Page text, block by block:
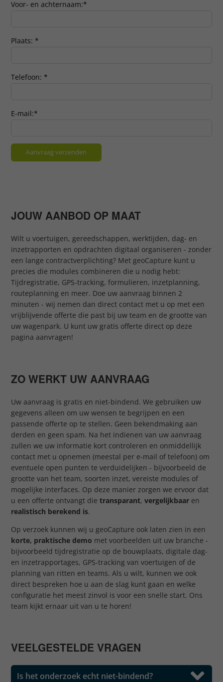
Voor- en achternaam:*
Plaats: *
Telefoon: *
E-mail:*
JOUW AANBOD OP MAAT
Wilt u voertuigen, gereedschappen, werktijden, dag- en
inzetrapporten en opdrachten digitaal organiseren - zonder
een lange contractverplichting? Met geoCapture kunt u
precies die modules combineren die u nodig hebt:
Tijdregistratie, GPS-tracking, formulieren, inzetplanning,
routeplanning en meer. Doe uw aanvraag binnen 2
minuten - wij nemen dan direct contact met u op met een
vrijblijvende offerte die past bij uw team en de grootte van
uw wagenpark. U kunt uw gratis offerte direct op deze
pagina aanvragen!
ZO WERKT UW AANVRAAG
Uw aanvraag is gratis en niet-bindend. We gebruiken uw
gegevens alleen om uw wensen te begrijpen en een
passende offerte op te stellen. Geen bekendmaking aan
derden en geen spam. Na het indienen van uw aanvraag
zullen we uw informatie kort controleren en onmiddellijk
contact met u opnemen (meestal per e-mail of telefoon) om
eventuele open punten te verduidelijken - bijvoorbeeld de
grootte van het team, soorten inzet, vereiste modules of
mogelijke interfaces. Op deze manier zorgen we ervoor dat
u een offerte ontvangt die transparant, vergelijkbaaren
realistisch berekend is.
Op verzoek kunnen wij u geoCapture ook laten zien in een
korte, praktische demo met voorbeelden uit uw branche -
bijvoorbeeld tijdregistratie op de bouwplaats, digitale dag-
en inzetrapportages, GPS-tracking van voertuigen of de
planning van ritten en teams. Als u wilt, kunnen we ook
direct bespreken hoe u aan de slag kunt gaan en welke
configuratie het meest zinvol is voor een snelle start. Ons
team kijkt ernaar uit van u te horen!
VEELGESTELDE VRAGEN
Is het onderzoek echt niet-bindend?